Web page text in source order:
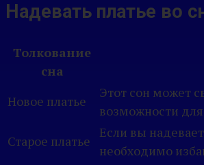
Надевать платье во
Толкование
сна
Новое платье
Этот сон может
возможности
Старое платье
Если вы
необходимо